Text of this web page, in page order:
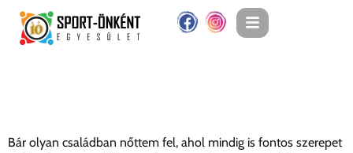
Bár olyan családban nőttem fel, ahol mindig is fontos szerepet